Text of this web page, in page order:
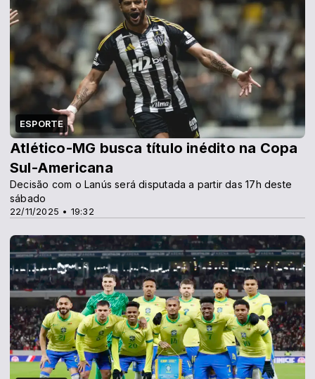
ESPORTE
22/11/2025 • 19:32
Atlético-MG busca título inédito na Copa
Sul-Americana
Decisão com o Lanús será disputada a partir das 17h deste
sábado